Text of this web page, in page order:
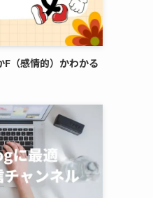
（感情的）かわかる